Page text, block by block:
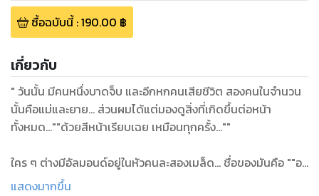
ซื้อฉบับนี้:190.00 ฿
เกี่ยวกับ
" วันนั้น มีคนหนึ่งบาดจ็บ และอีกหกคนเสียชีวิต สองคนในจำนวน
นั้นคือแม่และยาย... ส่วนผมได้แต่มองดูสิ่งที่เกิดขึ้นต่อหน้า
ทั้งหมด...""ด้วยสีหน้าเรียบเฉย เหมือนทุกครั้ง...""
ใคร ๆ ต่างมีอัลมอนด์อยู่ในหัวคนละสองเมล็ด... ชื่อของมันคือ ""อะ
มิกดาลา"" แต่ดูเหมือนอัลมอนด์ในหัวผมจะเสีย... สำหรับผมแล้ว
แสดงมากขึ้น